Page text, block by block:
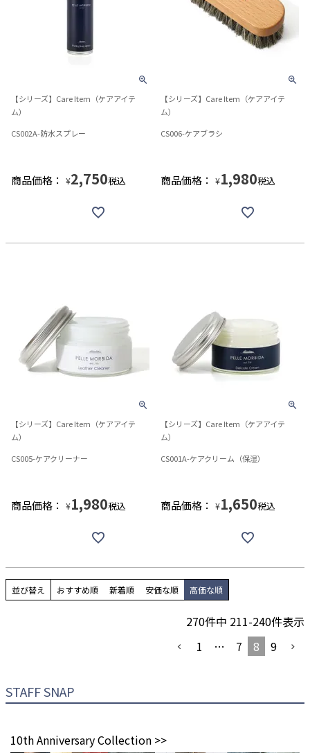
【シリーズ】Care Item（ケアアイテ
ム）
CS002A-防水スプレー
商品価格： ¥2,750税込
【シリーズ】Care Item（ケアアイテ
ム）
CS006-ケアブラシ
商品価格： ¥1,980税込
【シリーズ】Care Item（ケアアイテ
ム）
CS005-ケアクリーナー
商品価格： ¥1,980税込
【シリーズ】Care Item（ケアアイテ
ム）
CS001A-ケアクリーム（保湿）
商品価格： ¥1,650税込
並び替え おすすめ順 新着順 安価な順 高価な順
270件中 211-240件表示
1
… 7 8 9
STAFF SNAP
10th Anniversary Collection >>